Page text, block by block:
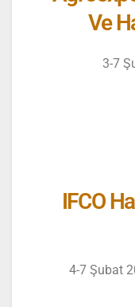
Ve
3-7
IFCO
4-7 Şubat